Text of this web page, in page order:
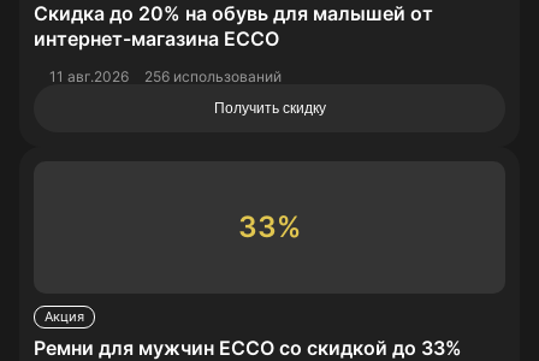
Скидка до 20% на обувь для малышей от
интернет-магазина ECCO
11 авг.2026 256 использований
Получить скидку
33%
Акция
Ремни для мужчин ECCO со скидкой до 33%